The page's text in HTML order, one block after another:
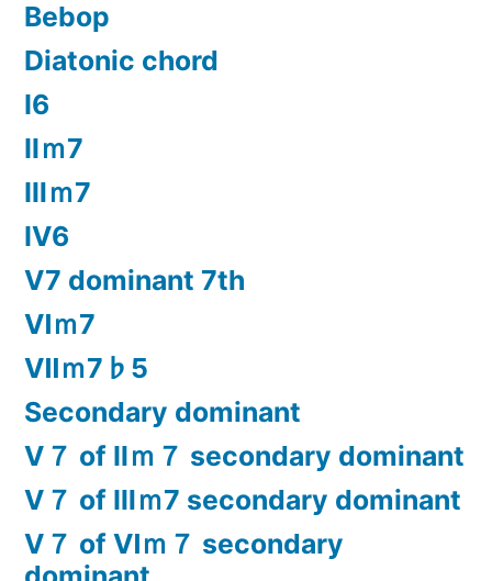
Bebop
Diatonic chord
Ⅰ6
Ⅱｍ7
Ⅲｍ7
Ⅳ6
Ⅴ7 dominant 7th
Ⅵｍ7
Ⅶｍ7♭5
Secondary dominant
Ⅴ７ of Ⅱｍ７ secondary dominant
Ⅴ７ of Ⅲｍ7 secondary dominant
Ⅴ７ of Ⅵｍ７ secondary